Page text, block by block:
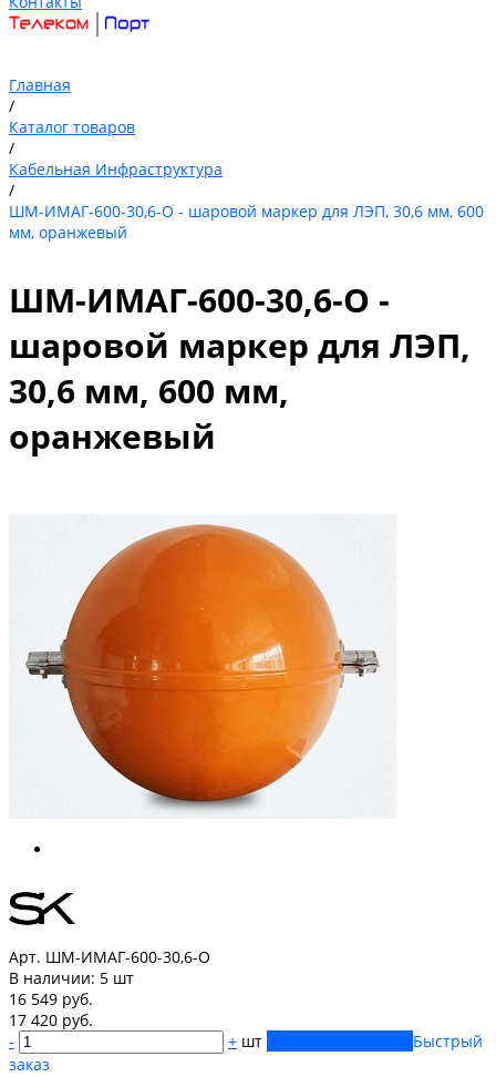
Главная
/
Каталог товаров
/
Кабельная Инфраструктура
/
ШМ-ИМАГ-600-30,6-О - шаровой маркер для ЛЭП, 30,6 мм, 600
мм, оранжевый
ШМ-ИМАГ-600-30,6-О -
шаровой маркер для ЛЭП,
30,6 мм, 600 мм,
оранжевый
Арт. ШМ-ИМАГ-600-30,6-О
В наличии: 5 шт
16 549 руб.
17 420 руб.
-
+ шт
Быстрый
заказ